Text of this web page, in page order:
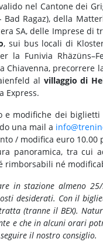
nel Cantone dei
Bad Ragaz), della
SA, delle Imprese di
, sui bus locali di
la Funivia
a Chiavenna, precorrere
al villaggio di
Express.
e modifiche dei
una mail a
/ modifica euro 10.00
panoramica, tra cui
rimborsabili né
in stazione almeno
desiderati. Con il
(tranne il BEX).
e che in alcuni orari
il nostro consiglio.